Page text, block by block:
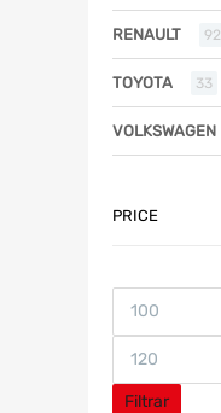
RENAULT 92
TOYOTA 33
VOLKSWAGEN
PRICE
Filtrar